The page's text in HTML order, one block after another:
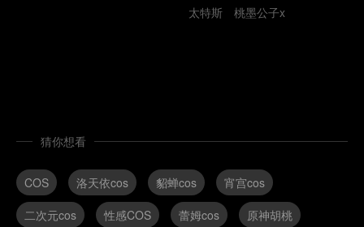
太特斯 桃墨公子x
猜你想看
COS 洛天依cos 貂蝉cos
宵宫cos
二次元cos
性感COS 蕾姆cos 原神胡桃